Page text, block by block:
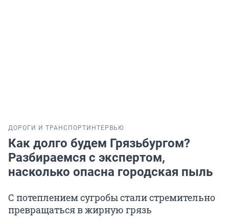
ДОРОГИ И ТРАНСПОРТ ИНТЕРВЬЮ
Как долго будем Грязьбургом?
Разбираемся с экспертом,
насколько опасна городская пыль
С потеплением сугробы стали стремительно
превращаться в жирную грязь